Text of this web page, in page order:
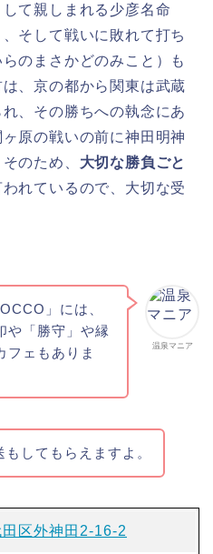
て親しまれる少彦名命
そして戦いに敗れて打ち
のまさかどのみこと）も
、京の都から関東は武蔵
、その勝ちへの執念にあ
原の戦いの前に神田明神
のため、 大切な勝負ごと
われているので、大切な受
温泉マニア
」には、
や「勝守」や縁
フェもありま
してもらえますよ。
区外神田2-16-2